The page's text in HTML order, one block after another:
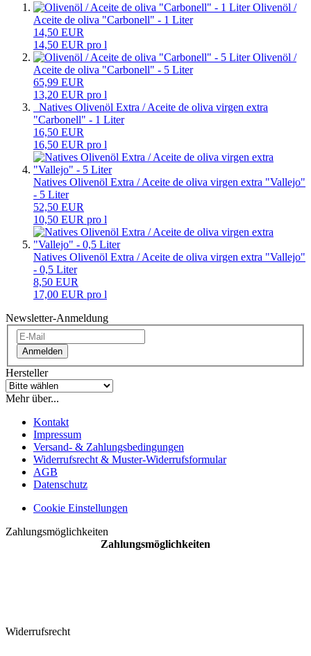
Olivenöl /
Aceite de oliva "Carbonell" - 1 Liter
14,50 EUR
14,50 EUR pro l
Olivenöl /
Aceite de oliva "Carbonell" - 5 Liter
65,99 EUR
13,20 EUR pro l
Natives Olivenöl Extra / Aceite de oliva virgen extra
"Carbonell" - 1 Liter
16,50 EUR
16,50 EUR pro l
Natives Olivenöl Extra / Aceite de oliva virgen extra "Vallejo"
- 5 Liter
52,50 EUR
10,50 EUR pro l
Natives Olivenöl Extra / Aceite de oliva virgen extra "Vallejo"
- 0,5 Liter
8,50 EUR
17,00 EUR pro l
Newsletter-Anmeldung
Anmelden
Hersteller
Mehr über...
Kontakt
Impressum
Versand- & Zahlungsbedingungen
Widerrufsrecht & Muster-Widerrufsformular
AGB
Datenschutz
Cookie Einstellungen
Zahlungsmöglichkeiten
Zahlungsmöglichkeiten
Widerrufsrecht